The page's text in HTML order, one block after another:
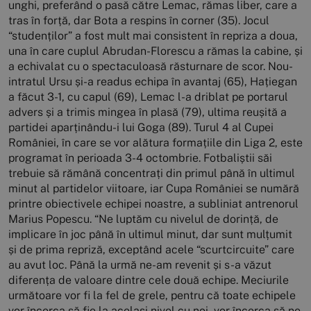
unghi, preferând o pasă către Lemac, rămas liber, care a
tras în forță, dar Bota a respins în corner (35). Jocul
“studenților” a fost mult mai consistent în repriza a doua,
una în care cuplul Abrudan-Florescu a rămas la cabine, și
a echivalat cu o spectaculoasă răsturnare de scor. Nou-
intratul Ursu și-a readus echipa în avantaj (65), Hațiegan
a făcut 3-1, cu capul (69), Lemac l-a driblat pe portarul
advers și a trimis mingea în plasă (79), ultima reușită a
partidei aparținându-i lui Goga (89). Turul 4 al Cupei
României, în care se vor alătura formațiile din Liga 2, este
programat în perioada 3-4 octombrie. Fotbaliștii săi
trebuie să rămână concentrați din primul până în ultimul
minut al partidelor viitoare, iar Cupa României se numără
printre obiectivele echipei noastre, a subliniat antrenorul
Marius Popescu. “Ne luptăm cu nivelul de dorință, de
implicare în joc până în ultimul minut, dar sunt mulțumit
și de prima repriză, exceptând acele “scurtcircuite” care
au avut loc. Până la urmă ne-am revenit și s-a văzut
diferența de valoare dintre cele două echipe. Meciurile
următoare vor fi la fel de grele, pentru că toate echipele